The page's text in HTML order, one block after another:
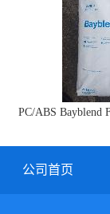
PC/ABS Bayblend
公司首页